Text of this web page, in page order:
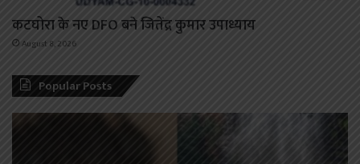
कटघोरा के नए DFO बने जितेंद्र कुमार उपाध्याय
August 8, 2026
Popular Posts